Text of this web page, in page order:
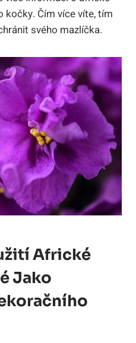
kočky. Čím více víte, tím
svého mazlíčka.
Africké
Jako